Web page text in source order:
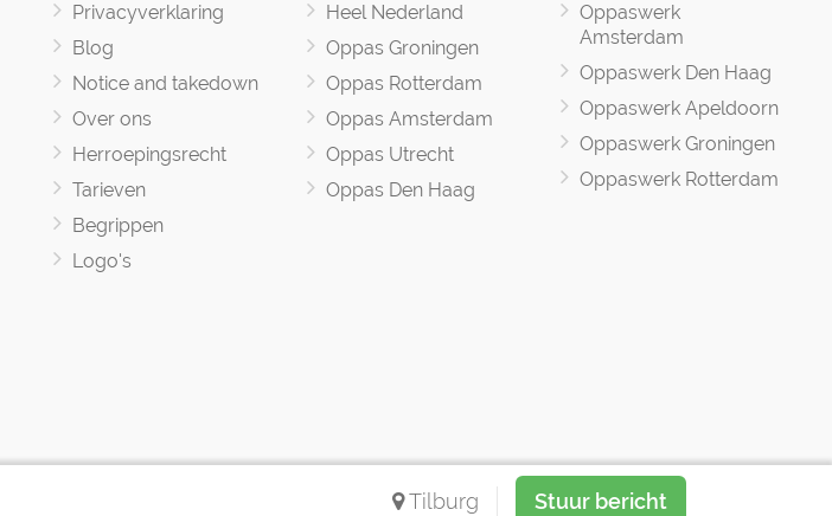
Tilburg Stuur bericht
Privacyverklaring
Blog
Notice and takedown
Over ons
Herroepingsrecht
Tarieven
Begrippen
Logo's
Heel Nederland
Oppas Groningen
Oppas Rotterdam
Oppas Amsterdam
Oppas Utrecht
Oppas Den Haag
Oppaswerk
Amsterdam
Oppaswerk Den Haag
Oppaswerk Apeldoorn
Oppaswerk Groningen
Oppaswerk Rotterdam